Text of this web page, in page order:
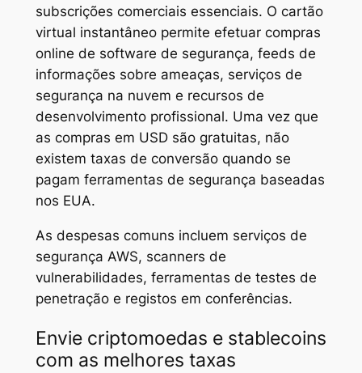
subscrições comerciais essenciais. O cartão
virtual instantâneo permite efetuar compras
online de software de segurança, feeds de
informações sobre ameaças, serviços de
segurança na nuvem e recursos de
desenvolvimento profissional. Uma vez que
as compras em USD são gratuitas, não
existem taxas de conversão quando se
pagam ferramentas de segurança baseadas
nos EUA.
As despesas comuns incluem serviços de
segurança AWS, scanners de
vulnerabilidades, ferramentas de testes de
penetração e registos em conferências.
Envie criptomoedas e stablecoins
com as melhores taxas